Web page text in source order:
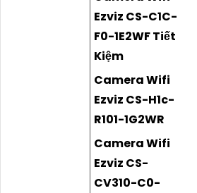
Ezviz CS-C1C-
F0-1E2WF Tiết
Kiệm
Camera Wifi
Ezviz CS-H1c-
R101-1G2WR
Camera Wifi
Ezviz CS-
CV310-C0-